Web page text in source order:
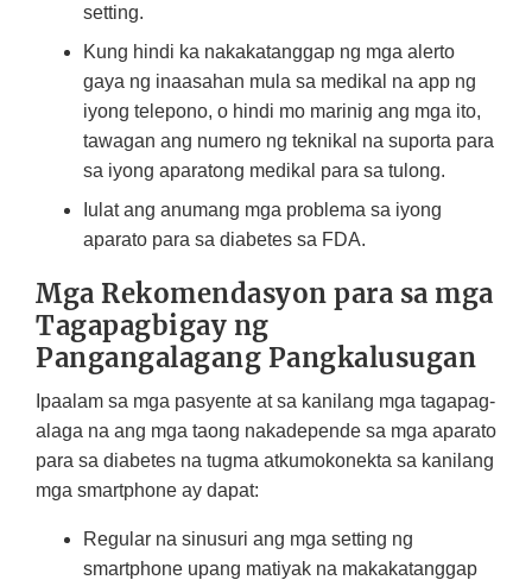
setting.
Kung hindi ka nakakatanggap ng mga alerto
gaya ng inaasahan mula sa medikal na app ng
iyong telepono, o hindi mo marinig ang mga ito,
tawagan ang numero ng teknikal na suporta para
sa iyong aparatong medikal para sa tulong.
Iulat ang anumang mga problema sa iyong
aparato para sa diabetes sa FDA.
Mga Rekomendasyon para sa mga
Tagapagbigay ng
Pangangalagang Pangkalusugan
Ipaalam sa mga pasyente at sa kanilang mga tagapag-
alaga na ang mga taong nakadepende sa mga aparato
para sa diabetes na tugma atkumokonekta sa kanilang
mga smartphone ay dapat:
Regular na sinusuri ang mga setting ng
smartphone upang matiyak na makakatanggap